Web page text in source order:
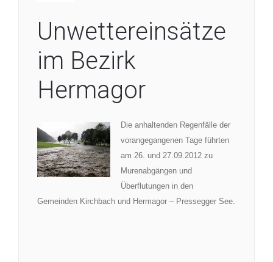
Unwettereinsätze
im Bezirk
Hermagor
Die anhaltenden Regenfälle der
vorangegangenen Tage führten
am 26. und 27.09.2012 zu
Murenabgängen und
Überflutungen in den
Gemeinden Kirchbach und Hermagor – Pressegger See.